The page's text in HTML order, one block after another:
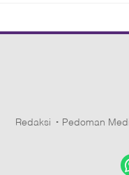
Redaksi Pedoman